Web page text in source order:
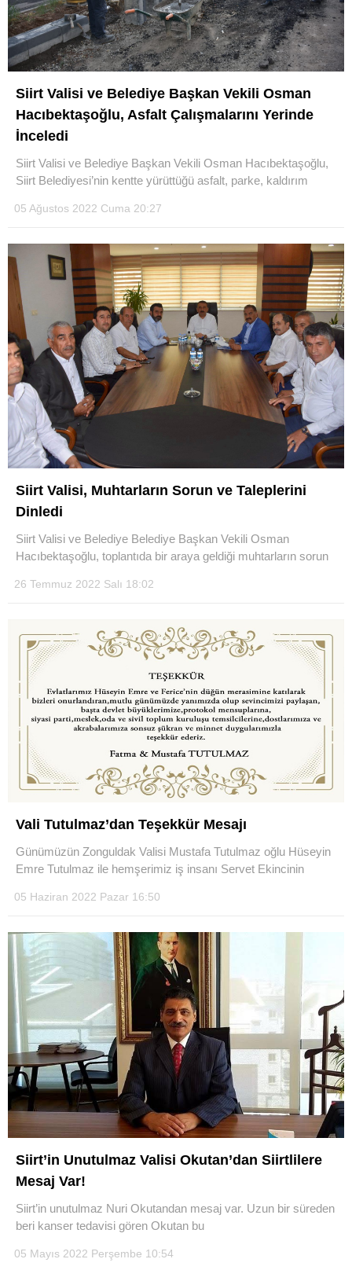
Siirt Valisi ve Belediye Başkan Vekili Osman
Hacıbektaşoğlu, Asfalt Çalışmalarını Yerinde
İnceledi
Siirt Valisi ve Belediye Başkan Vekili Osman Hacıbektaşoğlu,
Siirt Belediyesi’nin kentte yürüttüğü asfalt, parke, kaldırım
05 Ağustos 2022 Cuma 20:27
Siirt Valisi, Muhtarların Sorun ve Taleplerini
Dinledi
Siirt Valisi ve Belediye Belediye Başkan Vekili Osman
Hacıbektaşoğlu, toplantıda bir araya geldiği muhtarların sorun
26 Temmuz 2022 Salı 18:02
Vali Tutulmaz’dan Teşekkür Mesajı
Günümüzün Zonguldak Valisi Mustafa Tutulmaz oğlu Hüseyin
Emre Tutulmaz ile hemşerimiz iş insanı Servet Ekincinin
05 Haziran 2022 Pazar 16:50
Siirt’in Unutulmaz Valisi Okutan’dan Siirtlilere
Mesaj Var!
Siirt’in unutulmaz Nuri Okutandan mesaj var. Uzun bir süreden
beri kanser tedavisi gören Okutan bu
05 Mayıs 2022 Perşembe 10:54